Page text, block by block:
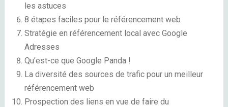
les astuces
8 étapes faciles pour le référencement web
Stratégie en référencement local avec Google
Adresses
Qu’est-ce que Google Panda !
La diversité des sources de trafic pour un meilleur
référencement web
Prospection des liens en vue de faire du